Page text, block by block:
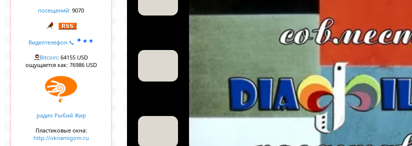
посещений: 9070
Видеотелефон 📞
Bitcoin: 64155 USD
ощущается как: 76986 USD
радио Рыбий Жир
Пластиковые окна:
http://oknamigom.ru